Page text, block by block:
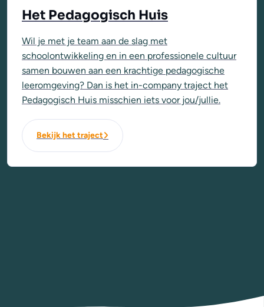
Het Pedagogisch Huis
Wil je met je team aan de slag met
schoolontwikkeling en in een professionele cultuur
samen bouwen aan een krachtige pedagogische
leeromgeving? Dan is het in-company traject het
Pedagogisch Huis misschien iets voor jou/jullie.
Bekijk het traject